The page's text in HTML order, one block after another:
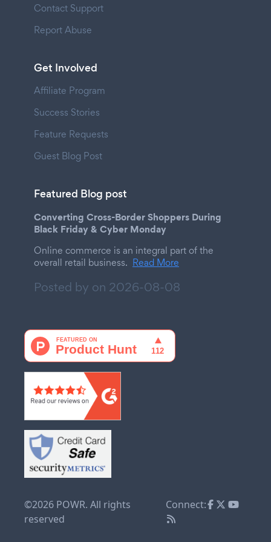
Contact Support
Report Abuse
Get Involved
Affiliate Program
Success Stories
Feature Requests
Guest Blog Post
Featured Blog post
Converting Cross-Border Shoppers During
Black Friday & Cyber Monday
Online commerce is an integral part of the
overall retail business. Read More
Posted by on 2026-08-08
©2026 POWR. All rights
reserved
Connect: